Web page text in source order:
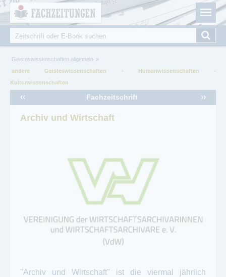
Fachzeitungen.de - Das unabhängige Portal für
Fachmagazine Fachpublikationen & eBooks
Suche
Sie sind hier
Geisteswissenschaften allgemein
andere Geisteswissenschaften - Humanwissenschaften -
Kulturwissenschaften
Fachzeitschrift
‹‹ ››
Archiv und Wirtschaft
"Archiv und Wirtschaft" ist die viermal jährlich
Cookie-Einstellungen